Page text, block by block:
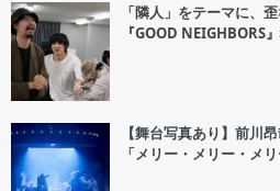
「隣人」をテーマに、
『GOOD NEIGHBORS
【舞台写真あり】前川
「メリー・メリー・メ